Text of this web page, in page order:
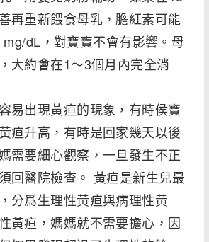
再重新餵食母乳，膽紅素可能
dL，對寶寶不會有影響。母
大約會在1～3個月內完全消
易出現黃疸的現象，有時侯寶
疸升高，有時是回家幾天以後
需要細心觀察，一旦發生不正
回醫院檢查。 黃疸是新生兒最
分爲生理性黃疸與病理性黃
黃疸，媽媽就不需要擔心，因